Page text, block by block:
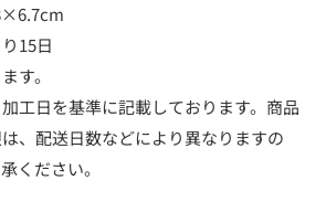
15日
す。
工日を基準に記載しております。商品
、配送日数などにより異なりますの
ください。